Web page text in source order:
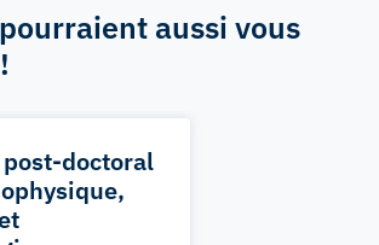
aussi vous
doctoral